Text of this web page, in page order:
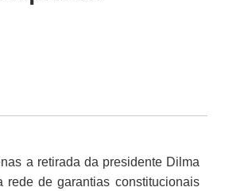
a retirada da presidente Dilma
rede de garantias constitucionais